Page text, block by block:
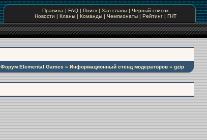
Правила | FAQ | Поиск | Зал славы | Черный список
Новости | Кланы| Команды| Чемпионаты| Рейтинг| ГНТ
Форум Elemental Games » Информационный стенд модераторов » gzip